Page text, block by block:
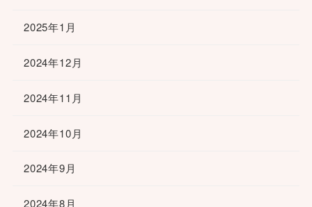
2025年1月
2024年12月
2024年11月
2024年10月
2024年9月
2024年8月